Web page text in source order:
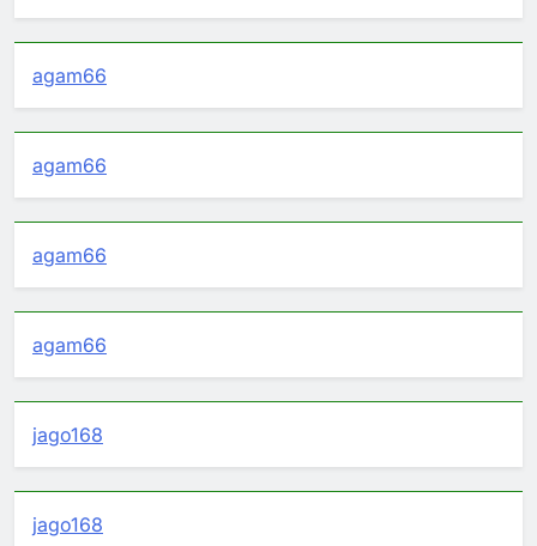
agam66
agam66
agam66
agam66
jago168
jago168